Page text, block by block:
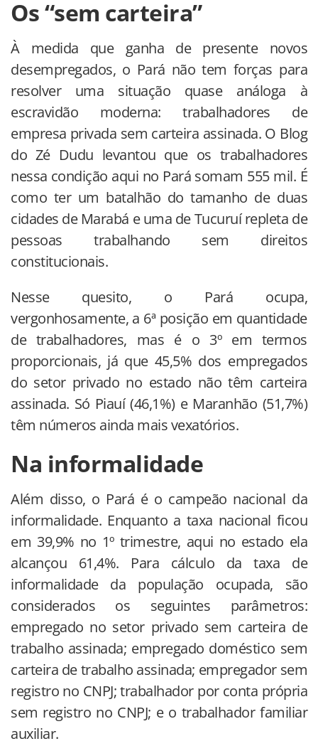
Os “sem carteira”
À medida que ganha de presente novos
desempregados, o Pará não tem forças para
resolver uma situação quase análoga à
escravidão moderna: trabalhadores de
empresa privada sem carteira assinada. O Blog
do Zé Dudu levantou que os trabalhadores
nessa condição aqui no Pará somam 555 mil. É
como ter um batalhão do tamanho de duas
cidades de Marabá e uma de Tucuruí repleta de
pessoas trabalhando sem direitos
constitucionais.
Nesse quesito, o Pará ocupa,
vergonhosamente, a 6ª posição em quantidade
de trabalhadores, mas é o 3º em termos
proporcionais, já que 45,5% dos empregados
do setor privado no estado não têm carteira
assinada. Só Piauí (46,1%) e Maranhão (51,7%)
têm números ainda mais vexatórios.
Na informalidade
Além disso, o Pará é o campeão nacional da
informalidade. Enquanto a taxa nacional ficou
em 39,9% no 1º trimestre, aqui no estado ela
alcançou 61,4%. Para cálculo da taxa de
informalidade da população ocupada, são
considerados os seguintes parâmetros:
empregado no setor privado sem carteira de
trabalho assinada; empregado doméstico sem
carteira de trabalho assinada; empregador sem
registro no CNPJ; trabalhador por conta própria
sem registro no CNPJ; e o trabalhador familiar
auxiliar.